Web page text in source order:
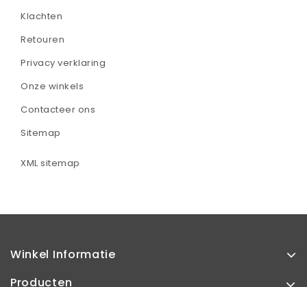
Klachten
Retouren
Privacy verklaring
Onze winkels
Contacteer ons
Sitemap
XML sitemap
Winkel Informatie
Producten